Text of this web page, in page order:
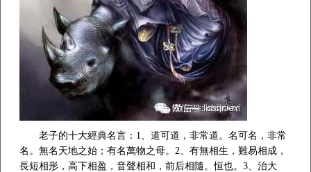
老子的十大經典名言：1、道可道，非常道。名可名，非常
名。無名天地之始；有名萬物之母。2、有無相生，難易相成，
長短相形，高下相盈，音聲相和，前后相隨。恒也。3、治大